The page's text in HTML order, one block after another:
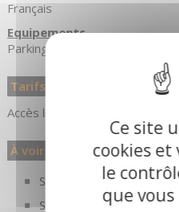
Ce site
cookies et
le
que
Français
Equipements
Parking à proximité
Tarifs
Accès libre.
À voir également...
Sétaz Expérience -
Sétaz Expérience chrono